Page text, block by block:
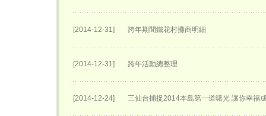
[2014-12-31] 跨年期間鐵花村攤商明細
[2014-12-31] 跨年活動總整理
[2014-12-24] 三仙台捕捉2014本島第一道曙光 讓你幸福